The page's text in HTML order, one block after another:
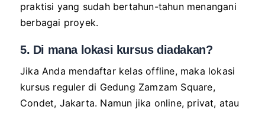
praktisi yang sudah bertahun-tahun menangani
berbagai proyek.
5. Di mana lokasi kursus diadakan?
Jika Anda mendaftar kelas offline, maka lokasi
kursus reguler di Gedung Zamzam Square,
Condet, Jakarta. Namun jika online, privat, atau